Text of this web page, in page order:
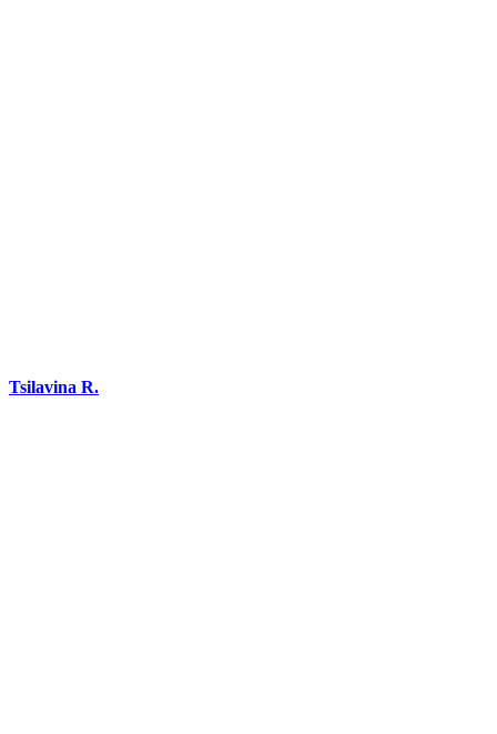
Tsilavina R.